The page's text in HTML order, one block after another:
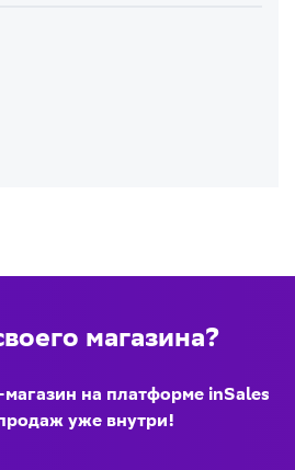
магазина?
на платформе inSales
уже внутри!